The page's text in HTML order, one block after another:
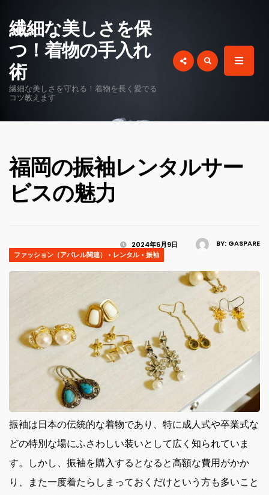
繊細な美しさを保
つ！着物の手入れ
術
繊細な美しさを守れる！着物を長く愛でる
コツ教えます
福岡の振袖レンタルサー
ビスの魅力
BY: GASPARE
2024年6月9日
ファッション（アパレル関連）
• レンタル• 振袖
振袖は日本の伝統的な着物であり、特に成人式や卒業式な
どの特別な場にふさわしい装いとして広く知られていま
す。
しかし、振袖を購入するとなると高額な費用がかか
り、また一度着たらしまっておくだけという方も多いこと